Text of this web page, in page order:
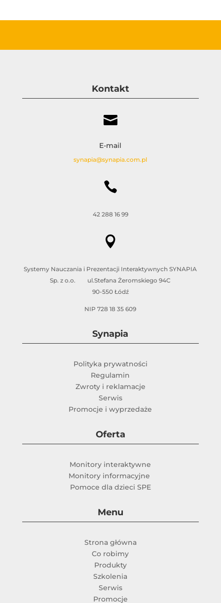
Kontakt

E-mail
synapia@synapia.com.pl

42 288 16 99

Systemy Nauczania i Prezentacji Interaktywnych SYNAPIA
Sp. z o.o. ul.Stefana Żeromskiego 94C
90-550 Łódź
NIP 728 18 35 609
Synapia
Polityka prywatności
Regulamin
Zwroty i reklamacje
Serwis
Promocje i wyprzedaże
Oferta
Monitory interaktywne
Monitory informacyjne
Pomoce dla dzieci SPE
Menu
Strona główna
Co robimy
Produkty
Szkolenia
Serwis
Promocje